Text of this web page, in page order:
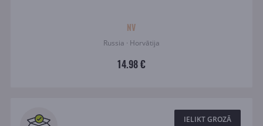
NV
Russia · Horvātija
14.98 €
IELIKT GROZĀ